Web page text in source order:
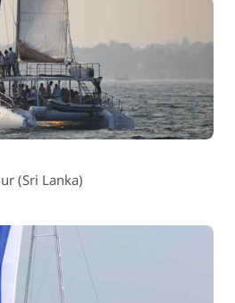
(Sri Lanka)